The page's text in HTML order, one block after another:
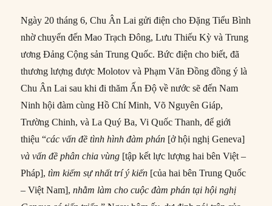
Ngày 20 tháng 6, Chu Ân Lai gửi điện cho Đặng Tiểu Bình
nhờ chuyển đến Mao Trạch Đông, Lưu Thiếu Kỳ và Trung
ương Đảng Cộng sản Trung Quốc. Bức điện cho biết, đã
thương lượng được Molotov và Phạm Văn Đồng đồng ý là
Chu Ân Lai sau khi đi thăm Ấn Độ về nước sẽ đến Nam
Ninh hội đàm cùng Hồ Chí Minh, Võ Nguyên Giáp,
Trường Chinh, và La Quý Ba, Vi Quốc Thanh, để giới
thiệu “các vấn đề tình hình đàm phán [ở hội nghị Geneva]
và vấn đề phân chia vùng [tập kết lực lượng hai bên Việt –
Pháp],tìm kiếm sự nhất trí ý kiến [của hai bên Trung Quốc
– Việt Nam], nhằm làm cho cuộc đàm phán tại hội nghị